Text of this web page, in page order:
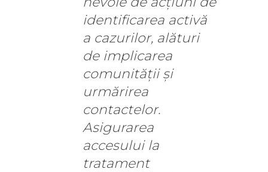
identificarea activă
a cazurilor, alături
de implicarea
comunității și
urmărirea
contactelor.
Asigurarea
accesului la
tratament